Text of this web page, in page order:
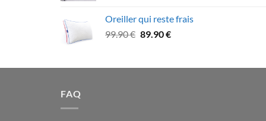
était :
49.90 €.
est :
46.90 €.
Oreiller qui reste frais
99.90€ Le
était :
89.90€Le
est :
FAQ